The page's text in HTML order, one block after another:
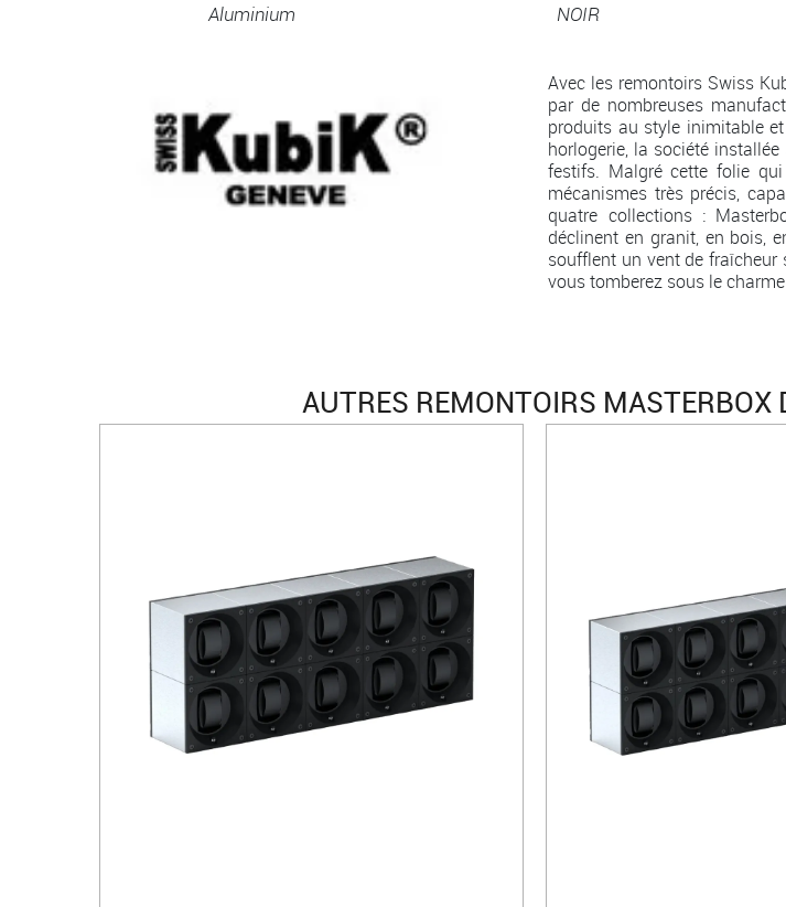
Aluminium NOIR
Avec les remontoirs Swiss
par de nombreuses
produits au style inimitable
horlogerie, la société
festifs. Malgré cette folie
mécanismes très précis,
quatre collections :
déclinent en granit, en bois,
soufflent un vent de fraîcheur
vous tomberez sous le
AUTRES REMONTOIRS